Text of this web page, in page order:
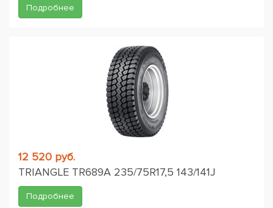
Подробнее
12 520 руб.
TRIANGLE TR689A 235/75R17,5 143/141J
Подробнее